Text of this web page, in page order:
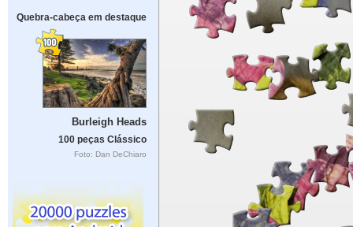
Quebra-cabeça em destaque
Burleigh Heads
100 peças Clássico
Foto: Dan DeChiaro